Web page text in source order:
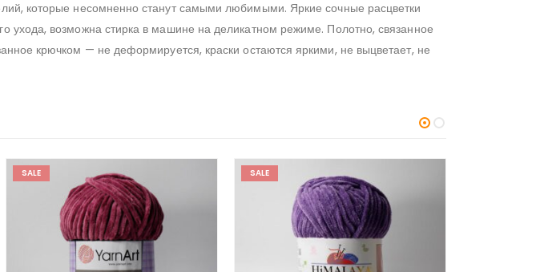
которые несомненно станут самыми любимыми. Яркие сочные расцветки
ухода, возможна стирка в машине на деликатном режиме. Полотно, связанное
крючком — не деформируется, краски остаются яркими, не выцветает, не
SALE SALE